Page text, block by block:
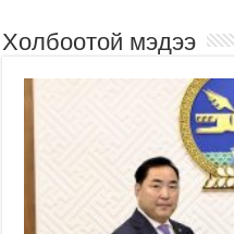
Холбоотой мэдээ